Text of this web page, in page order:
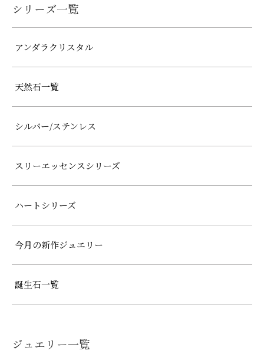
シリーズ一覧
アンダラクリスタル
天然石一覧
シルバー/ステンレス
スリーエッセンスシリーズ
ハートシリーズ
今月の新作ジュエリー
誕生石一覧
ジュエリー一覧